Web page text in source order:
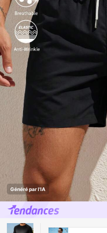
Généré par l'IA